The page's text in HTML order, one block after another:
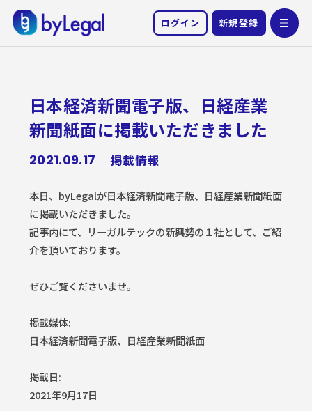
ログイン 新規登録
日本経済新聞電子版、日経産業
新聞紙面に掲載いただきました
2021.09.17 掲載情報
本日、byLegalが日本経済新聞電子版、日経産業新聞紙面
に掲載いただきました。
記事内にて、リーガルテックの新興勢の１社として、ご紹
介を頂いております。
ぜひご覧くださいませ。
掲載媒体:
日本経済新聞電子版、日経産業新聞紙面
掲載日:
2021年9月17日
機能紹介
導入事例
お知らせ
運営会社
お問い合わせ
Facebook